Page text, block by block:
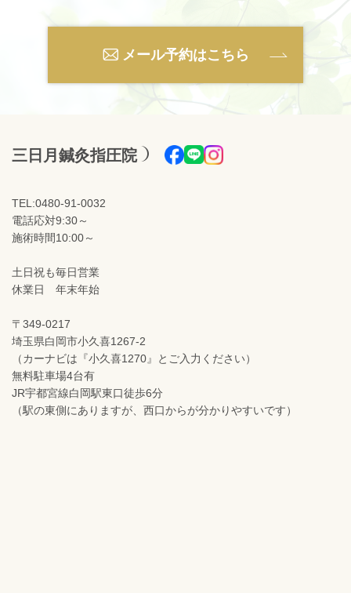
メール予約はこちら
三日月鍼灸指圧院
TEL:0480-91-0032
電話応対9:30～
施術時間10:00～
土日祝も毎日営業
休業日 年末年始
〒349-0217
埼玉県白岡市小久喜1267-2
（カーナビは『小久喜1270』とご入力ください）
無料駐車場4台有
JR宇都宮線白岡駅東口徒歩6分
（駅の東側にありますが、西口からが分かりやすいです）